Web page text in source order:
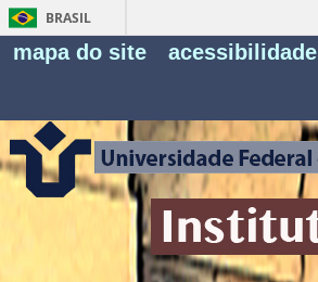
BRASIL
mapa do site acessibilidade